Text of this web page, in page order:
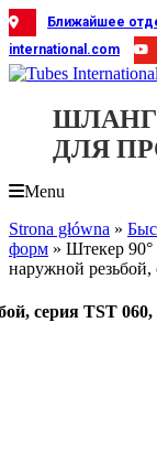
Skip
to
content
Ближайшее
international.com
ДЛЯ
Menu
Strona główna »
форм » Штекер 90°
наружной резьбой,
серия TST 060,